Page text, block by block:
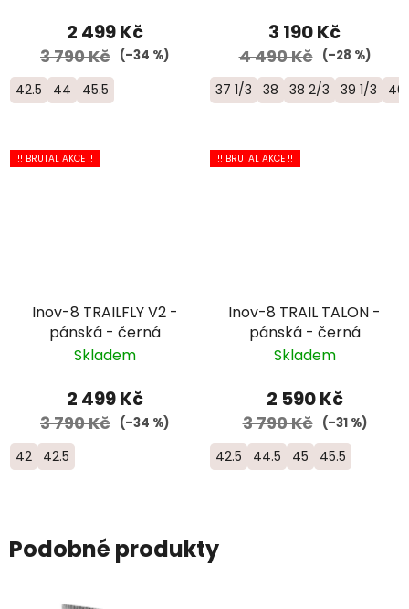
2 499 Kč
3 790 Kč (–34 %)
42.5 44 45.5
3 190 Kč
4 490 Kč (–28 %)
37 1/3 38 38 2/3 39 1/3 40
!! BRUTAL AKCE !!
Inov-8 TRAILFLY V2 -
pánská - černá
Skladem
2 499 Kč
3 790 Kč (–34 %)
42 42.5
!! BRUTAL AKCE !!
Inov-8 TRAIL TALON -
pánská - černá
Skladem
2 590 Kč
3 790 Kč (–31 %)
42.5 44.5 45 45.5
Podobné produkty